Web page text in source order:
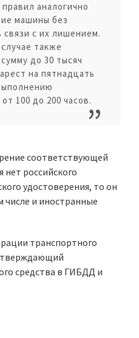
аналогично
машины без
связи с их лишением.
также
до 30 тысяч
на пятнадцать
100 до 200 часов.
соответствующей
нет российского
удостоверения, то он
числе и иностранные
транспортного
средства в ГИБДД и